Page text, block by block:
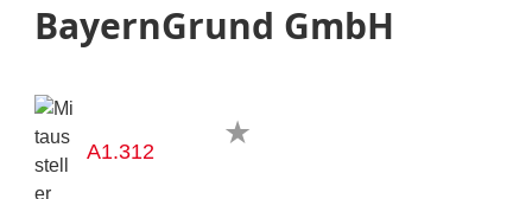
BayernGrund GmbH
A1.312